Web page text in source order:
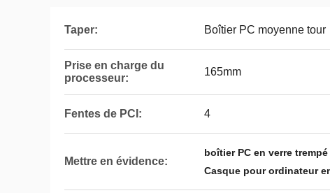
Taper: Boîtier PC moyenne tour
Prise en charge du
processeur:
165mm
Fentes de PCI: 4
Mettre en évidence:
boîtier PC en verre
Casque pour ordinateur